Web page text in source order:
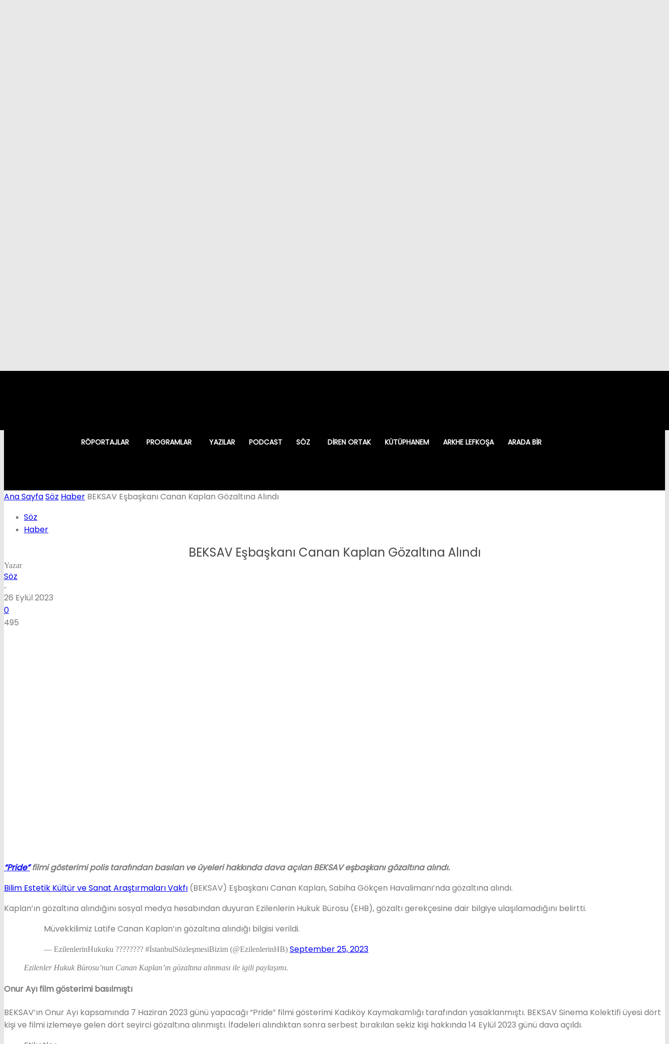
RÖPORTAJLAR PROGRAMLAR YAZILAR PODCAST SÖZ DIREN ORTAK KÜTÜPHANEM ARKHE LEFKOŞA ARADA BIR
Ana SayfaSöz Haber BEKSAV Eşbaşkanı Canan Kaplan Gözaltına Alındı
Söz
Haber
BEKSAV Eşbaşkanı Canan Kaplan Gözaltına Alındı
Yazar
Söz
-
26 Eylül 2023
0
495
“Pride”filmi gösterimi polis tarafından basılan ve üyeleri hakkında dava açılan BEKSAV eşbaşkanı gözaltına alındı.
Bilim Estetik Kültür ve Sanat Araştırmaları Vakfı (BEKSAV) Eşbaşkanı Canan Kaplan, Sabiha Gökçen Havalimanı’nda gözaltına alındı.
Kaplan’ın gözaltına alındığını sosyal medya hesabından duyuran Ezilenlerin Hukuk Bürosu (EHB), gözaltı gerekçesine dair bilgiye ulaşılamadığını belirtti.
Müvekkilimiz Latife Canan Kaplan’ın gözaltına alındığı bilgisi verildi.
— EzilenlerinHukuku ????️‍???? #İstanbulSözleşmesiBizim (@EzilenlerinHB) September 25, 2023
Ezilenler Hukuk Bürosu’nun Canan Kaplan’ın gözaltına alınması ile igili paylaşımı.
Onur Ayı film gösterimi basılmıştı
BEKSAV’ın Onur Ayı kapsamında 7 Haziran 2023 günü yapacağı “Pride” filmi gösterimi Kadıköy Kaymakamlığı tarafından yasaklanmıştı. BEKSAV Sinema Kolektifi üyesi dört
kişi ve filmi izlemeye gelen dört seyirci gözaltına alınmıştı. İfadeleri alındıktan sonra serbest bırakılan sekiz kişi hakkında 14 Eylül 2023 günü dava açıldı.